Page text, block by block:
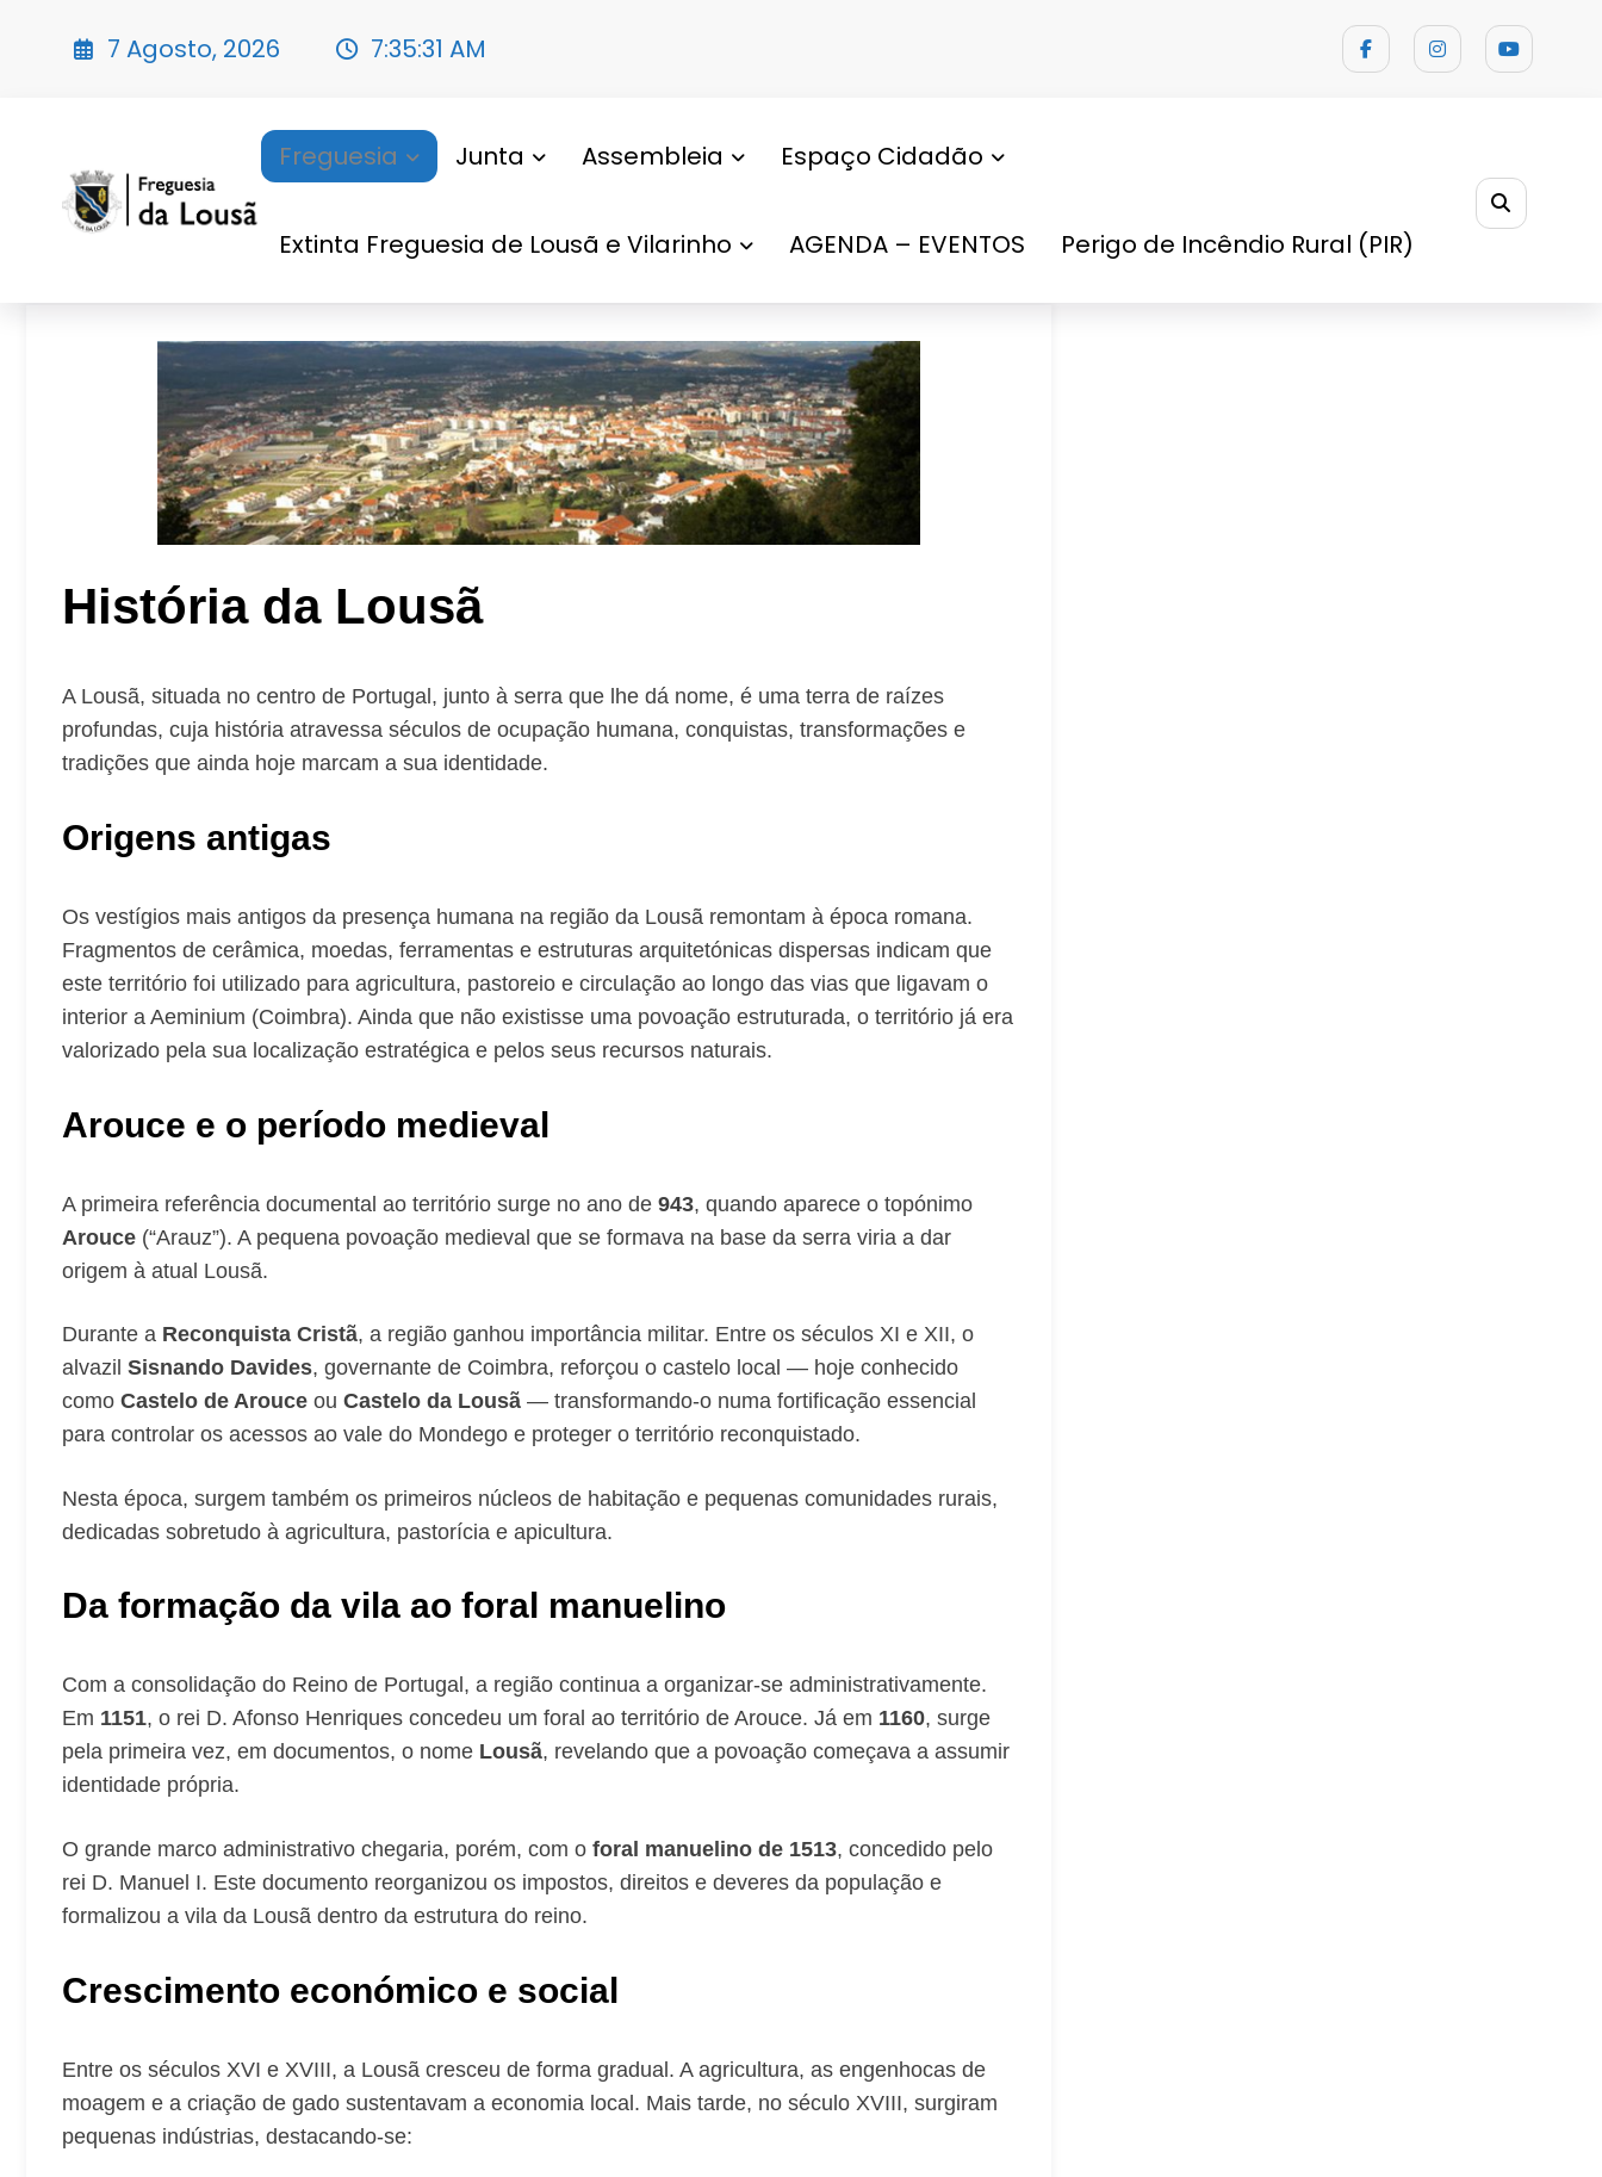
7 Agosto, 2026 7:35:33 AM
Freguesia Junta Assembleia Espaço Cidadão
Extinta Freguesia de Lousã e Vilarinho AGENDA – EVENTOS Perigo de Incêndio Rural (PIR)
História História
História da Lousã
A Lousã, situada no centro de Portugal, junto à serra que lhe dá nome, é uma terra de raízes
profundas, cuja história atravessa séculos de ocupação humana, conquistas, transformações e
tradições que ainda hoje marcam a sua identidade.
Origens antigas
Os vestígios mais antigos da presença humana na região da Lousã remontam à época romana.
Fragmentos de cerâmica, moedas, ferramentas e estruturas arquitetónicas dispersas indicam que
este território foi utilizado para agricultura, pastoreio e circulação ao longo das vias que ligavam o
interior a Aeminium (Coimbra). Ainda que não existisse uma povoação estruturada, o território já era
valorizado pela sua localização estratégica e pelos seus recursos naturais.
Arouce e o período medieval
A primeira referência documental ao território surge no ano de 943, quando aparece o topónimo
Arouce (“Arauz”). A pequena povoação medieval que se formava na base da serra viria a dar
origem à atual Lousã.
Durante a Reconquista Cristã, a região ganhou importância militar. Entre os séculos XI e XII, o
alvazil Sisnando Davides, governante de Coimbra, reforçou o castelo local — hoje conhecido
como Castelo de Arouce ou Castelo da Lousã — transformando-o numa fortificação essencial
para controlar os acessos ao vale do Mondego e proteger o território reconquistado.
Nesta época, surgem também os primeiros núcleos de habitação e pequenas comunidades rurais,
dedicadas sobretudo à agricultura, pastorícia e apicultura.
Da formação da vila ao foral manuelino
Com a consolidação do Reino de Portugal, a região continua a organizar-se administrativamente.
Em 1151, o rei D. Afonso Henriques concedeu um foral ao território de Arouce. Já em 1160, surge
pela primeira vez, em documentos, o nome Lousã, revelando que a povoação começava a assumir
identidade própria.
O grande marco administrativo chegaria, porém, com o foral manuelino de 1513, concedido pelo
rei D. Manuel I. Este documento reorganizou os impostos, direitos e deveres da população e
formalizou a vila da Lousã dentro da estrutura do reino.
Crescimento económico e social
Entre os séculos XVI e XVIII, a Lousã cresceu de forma gradual. A agricultura, as engenhocas de
moagem e a criação de gado sustentavam a economia local. Mais tarde, no século XVIII, surgiram
pequenas indústrias, destacando-se: